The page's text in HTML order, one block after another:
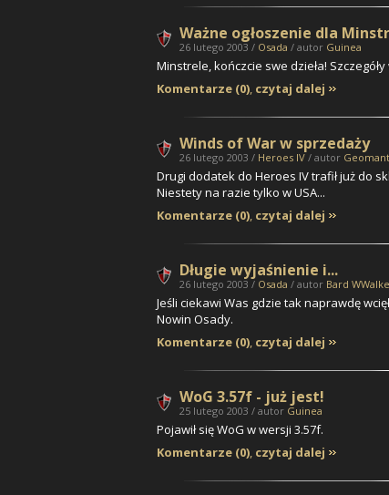
Ważne ogłoszenie dla
26 lutego 2003 / Osada / autor Guinea
Minstrele, kończcie swe dzieła!
Komentarze (0), czytaj dalej
Winds of War w sprzedaży
26 lutego 2003 / Heroes IV/ autor
Drugi dodatek do Heroes IV trafił już do
Niestety na razie tylko w USA...
Komentarze (0), czytaj dalej
Długie wyjaśnienie i...
26 lutego 2003 / Osada / autor Bard
Jeśli ciekawi Was gdzie tak naprawdę
Nowin Osady.
Komentarze (0), czytaj dalej
WoG 3.57f - już jest!
25 lutego 2003 / autor Guinea
Pojawił się WoG w wersji 3.57f.
Komentarze (0), czytaj dalej